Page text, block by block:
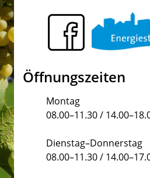
Öffnungszeiten
Montag
08.00–11.30 /
Dienstag–Donnerstag
08.00–11.30 /